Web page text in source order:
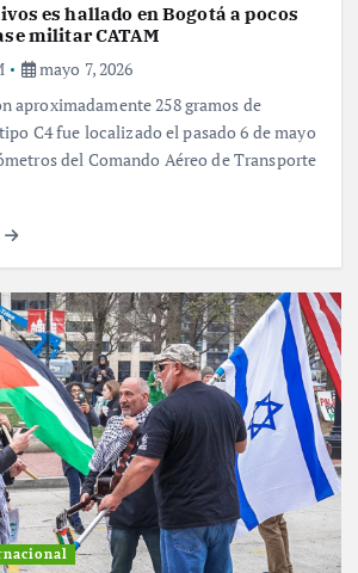
es hallado en Bogotá a pocos
militar CATAM
mayo 7, 2026
aproximadamente 258 gramos de
C4 fue localizado el pasado 6 de mayo
del Comando Aéreo de Transporte